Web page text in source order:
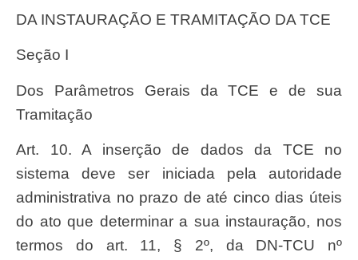
DA INSTAURAÇÃO E TRAMITAÇÃO DA TCE
Seção I
Dos Parâmetros Gerais da TCE e de sua
Tramitação
Art. 10. A inserção de dados da TCE no
sistema deve ser iniciada pela autoridade
administrativa no prazo de até cinco dias úteis
do ato que determinar a sua instauração, nos
termos do art. 11, § 2º, da DN-TCU nº